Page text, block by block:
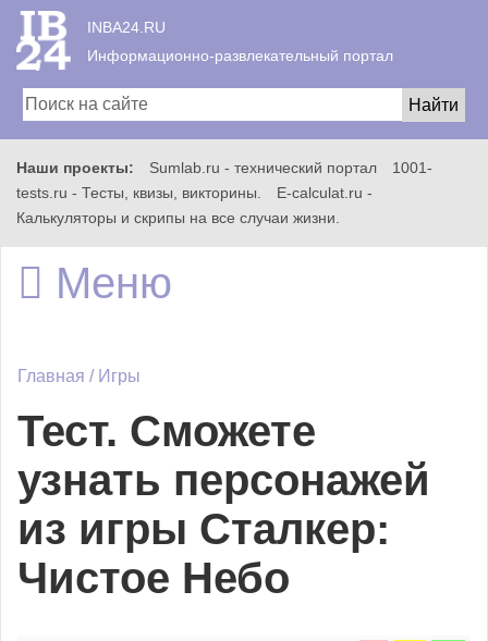
INBA24.RU
Информационно-развлекательный портал
Наши проекты: Sumlab.ru - технический портал
1001-
tests.ru - Тесты, квизы, викторины.
E-calculat.ru -
Калькуляторы и скрипы на все случаи жизни.
Меню
Главная
Всё
Фильмы
и
сериалы
Главная / Игры
Тест. Сможете
узнать персонажей
из игры Сталкер:
Чистое Небо